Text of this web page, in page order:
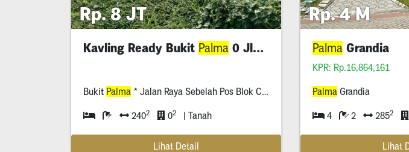
Rp. 8 JT
Kavling Ready Bukit Palma 0 Jln Raya
Bukit Palma * Jalan Raya Sebelah Pos Blok C, Pakal, Babat Jerawat, Surabaya
2402 02 | Tanah
Lihat Detail
Rp. 4 M
Palma Grandia
KPR: Rp.16,864,161
Palma Grandia
4 2 2852
Lihat